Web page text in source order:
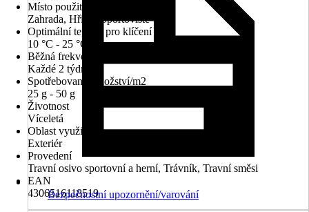
Místo použití
Zahrada, Hřiště, Sportoviště
Optimální teplota pro klíčení
10 °C - 25 °C
Běžná frekvence sekání
Každé 2 týdny
Spotřebované množství/m2
25 g - 50 g
Životnost
Víceletá
Oblast využití
Exteriér
Provedení
Travní osivo sportovní a herní, Trávník, Travní směsi
EAN
4306516118519
Bezpečnostní upozornění/varování